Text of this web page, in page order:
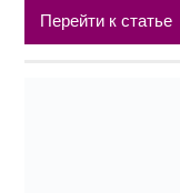
Перейти к статье